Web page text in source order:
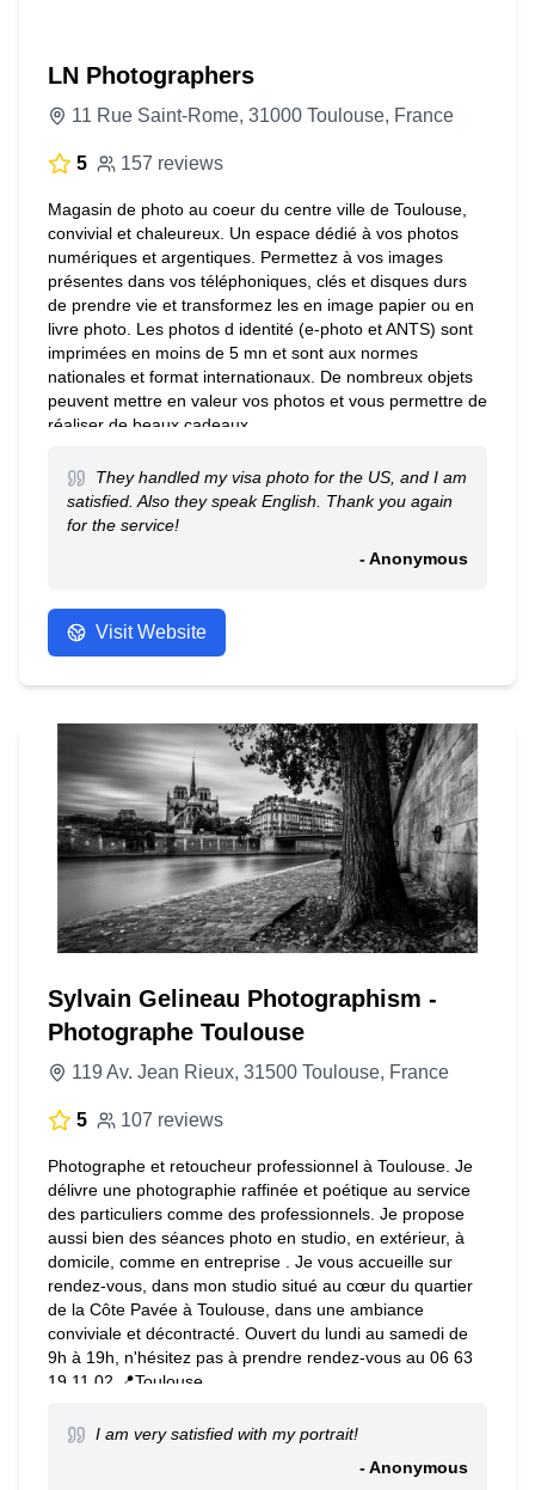
LN Photographers
11 Rue Saint-Rome, 31000 Toulouse, France
5 157 reviews
Magasin de photo au coeur du centre ville de Toulouse,
convivial et chaleureux. Un espace dédié à vos photos
numériques et argentiques. Permettez à vos images
présentes dans vos téléphoniques, clés et disques durs
de prendre vie et transformez les en image papier ou en
livre photo. Les photos d identité (e-photo et ANTS) sont
imprimées en moins de 5 mn et sont aux normes
nationales et format internationaux. De nombreux objets
peuvent mettre en valeur vos photos et vous permettre de
réaliser de beaux cadeaux.
They handled my visa photo for the US, and I am
satisfied. Also they speak English. Thank you again
for the service!
- Anonymous
Visit Website
Sylvain Gelineau Photographism -
Photographe Toulouse
119 Av. Jean Rieux, 31500 Toulouse, France
5 107 reviews
Photographe et retoucheur professionnel à Toulouse. Je
délivre une photographie raffinée et poétique au service
des particuliers comme des professionnels. Je propose
aussi bien des séances photo en studio, en extérieur, à
domicile, comme en entreprise . Je vous accueille sur
rendez-vous, dans mon studio situé au cœur du quartier
de la Côte Pavée à Toulouse, dans une ambiance
conviviale et décontracté. Ouvert du lundi au samedi de
9h à 19h, n'hésitez pas à prendre rendez-vous au 06 63
19 11 02 📍Toulouse
I am very satisfied with my portrait!
- Anonymous